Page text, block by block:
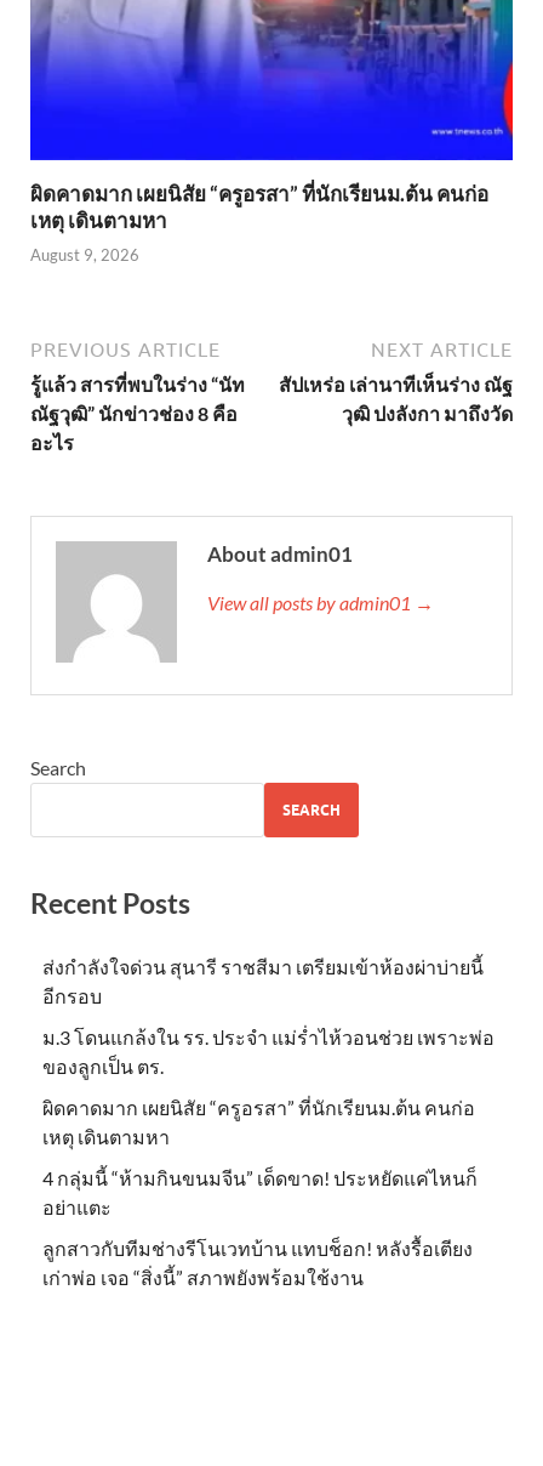
ผิดคาดมาก เผยนิสัย “ครูอรสา” ที่นักเรียนม.ต้น คนก่อ
เหตุ เดินตามหา
August 9, 2026
PREVIOUS ARTICLE
รู้แล้ว สารที่พบในร่าง “นัท
ณัฐวุฒิ” นักข่าวช่อง 8 คือ
อะไร
NEXT ARTICLE
สัปเหร่อ เล่านาทีเห็นร่าง ณัฐ
วุฒิ ปงลังกา มาถึงวัด
About admin01
View all posts by admin01 →
Search
SEARCH
Recent Posts
ส่งกำลังใจด่วน สุนารี ราชสีมา เตรียมเข้าห้องผ่าบ่ายนี้
อีกรอบ
ม.3 โดนแกล้งใน รร. ประจำ แม่ร่ำไห้วอนช่วย เพราะพ่อ
ของลูกเป็น ตร.
ผิดคาดมาก เผยนิสัย “ครูอรสา” ที่นักเรียนม.ต้น คนก่อ
เหตุ เดินตามหา
4 กลุ่มนี้ “ห้ามกินขนมจีน” เด็ดขาด! ประหยัดแค่ไหนก็
อย่าแตะ
ลูกสาวกับทีมช่างรีโนเวทบ้าน แทบช็อก! หลังรื้อเตียง
เก่าพ่อ เจอ “สิ่งนี้” สภาพยังพร้อมใช้งาน